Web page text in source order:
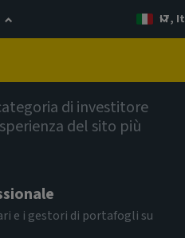
IT,
di investitore
del sito più
e i gestori di portafogli su